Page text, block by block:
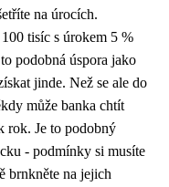
na úrocích.
tisíc s úrokem 5 %
podobná úspora jako
jinde. Než se ale do
může banka chtít
rok. Je to podobný
- podmínky si musíte
brnkněte na jejich